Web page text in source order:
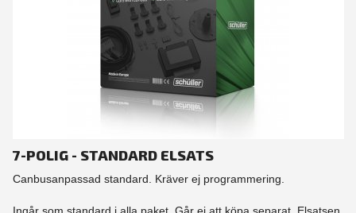
7-POLIG - STANDARD ELSATS
Canbusanpassad standard. Kräver ej programmering.